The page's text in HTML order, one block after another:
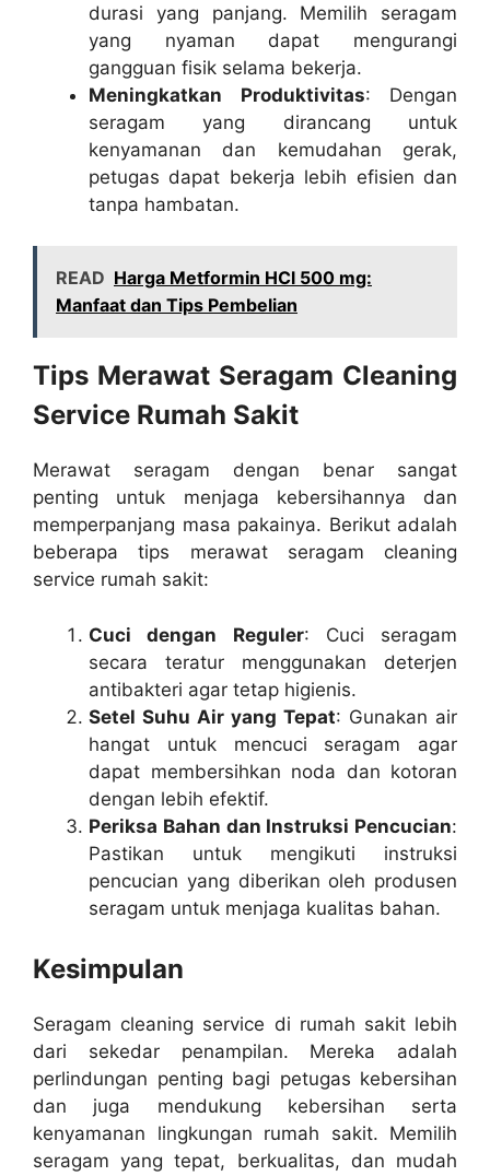
durasi yang panjang. Memilih seragam
yang nyaman dapat mengurangi
gangguan fisik selama bekerja.
Meningkatkan Produktivitas: Dengan
seragam yang dirancang untuk
kenyamanan dan kemudahan gerak,
petugas dapat bekerja lebih efisien dan
tanpa hambatan.
READ Harga Metformin HCl 500 mg:
Manfaat dan Tips Pembelian
Tips Merawat Seragam Cleaning
Service Rumah Sakit
Merawat seragam dengan benar sangat
penting untuk menjaga kebersihannya dan
memperpanjang masa pakainya. Berikut adalah
beberapa tips merawat seragam cleaning
service rumah sakit:
Cuci dengan Reguler: Cuci seragam
secara teratur menggunakan deterjen
antibakteri agar tetap higienis.
Setel Suhu Air yang Tepat: Gunakan air
hangat untuk mencuci seragam agar
dapat membersihkan noda dan kotoran
dengan lebih efektif.
Periksa Bahan dan Instruksi Pencucian:
Pastikan untuk mengikuti instruksi
pencucian yang diberikan oleh produsen
seragam untuk menjaga kualitas bahan.
Kesimpulan
Seragam cleaning service di rumah sakit lebih
dari sekedar penampilan. Mereka adalah
perlindungan penting bagi petugas kebersihan
dan juga mendukung kebersihan serta
kenyamanan lingkungan rumah sakit. Memilih
seragam yang tepat, berkualitas, dan mudah